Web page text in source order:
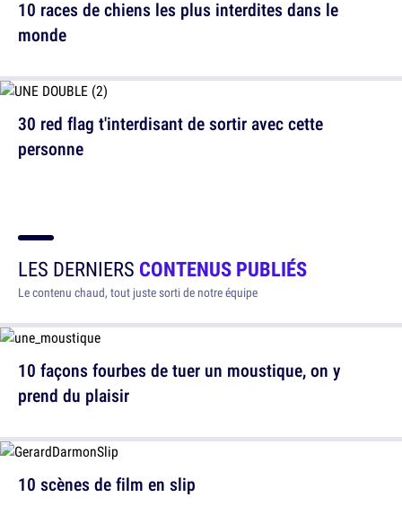
30 red flag t'interdisant de sortir avec cette
personne
10 races de chiens les plus interdites dans le
monde
LES DERNIERS CONTENUS PUBLIÉS
Le contenu chaud, tout juste sorti de notre équipe
10 façons fourbes de tuer un moustique, on y
prend du plaisir
10 scènes de film en slip